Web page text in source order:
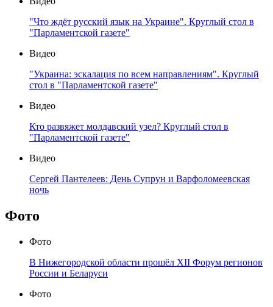
"Что ждёт русский язык на Украине". Круглый стол в
"Парламентской газете"
Видео
"Украина: эскалация по всем направлениям". Круглый
стол в "Парламентской газете"
Видео
Кто развяжет молдавский узел? Круглый стол в
"Парламентской газете"
Видео
Сергей Пантелеев: День Супрун и Варфоломеевская
ночь
Фото
Фото
В Нижегородской области прошёл XII Форум регионов
России и Беларуси
Фото